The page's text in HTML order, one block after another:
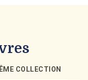
COLLECTION